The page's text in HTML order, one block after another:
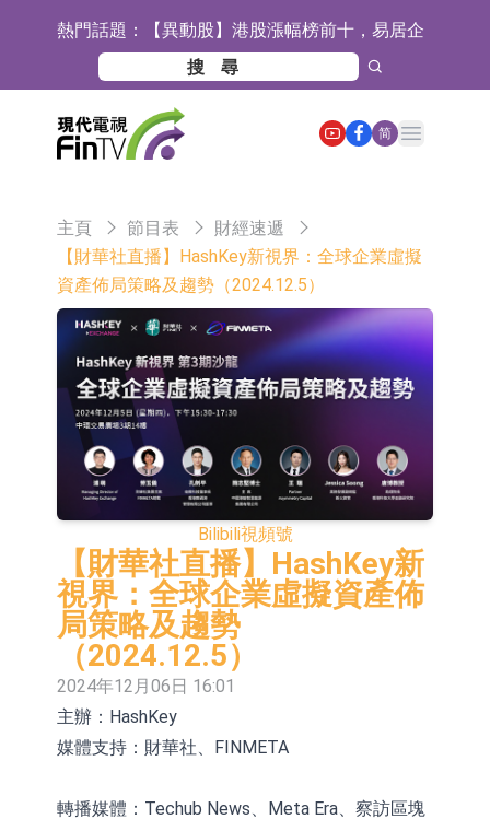
熱門話題： 【異動股】港股漲幅榜前十，易居企
業控股(02048.HK)漲+52.63%，天潤
雲(02167.HK)漲+50.75%
宜安科技：湖南逸昊已取得關於非晶
合金項目環境影響報告表的批覆
石藥創新(300765.SZ)子公司SYS6037
注射液獲美國藥物還床試驗批准
華蘭生物：子公司華蘭疫苗正在開展
TD550無人機具備行業先發產品優勢
千方科技：已形成車路云協同的L4級
商用車技術體系 並進入小規模商用示
範階段
京東物流與迅銷集團達成戰略合作 共
建全球物流供應鏈網絡
航天電器：子公司蘇州華旃的高速模
組及液冷互連產品處於小批量供貨階
段
日韓股市雙雙收漲
【異動股】分立器件板塊下挫，锴威
特(688693.CN)跌11.69%
【異動股】雞肉概念板塊拉升，益生
股份(002458.CN)漲10.02%
台積電7月營收同比增加44.7%
【異動股】港股漲幅榜前十，易居企
業控股(02048.HK)漲+84.21%，金輝
控股(09993.HK)漲+45.60%
新時達：暫未生產四足載人機器人
【異動股】雞肉概念板塊拉升，益生
股份(002458.CN)漲10.02%
【異動股】CRO板塊拉升，藥康生物
(688046.CN)漲19.99%
【異動股】診斷服務板塊拉升，貝瑞
子信息專場成功舉辦
市場監管總局印發《廣告業統計調查
简
Open main menu
主頁 節目表
財經速遞
【財華社直播】HashKey新視界：全球企業虛擬
資產佈局策略及趨勢（2024.12.5）
Bilibili視頻號
【財華社直播】HashKey新
視界：全球企業虛擬資產佈
局策略及趨勢
（2024.12.5）
2024年12月06日 16:01
主辦：HashKey
媒體支持：財華社、FINMETA
轉播媒體：Techub News、Meta Era、察訪區塊